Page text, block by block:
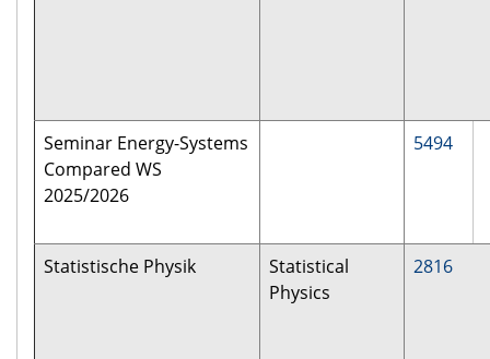
Seminar Energy-Systems
Compared WS
2025/2026
5494
Statistische Physik
Statistical
Physics
2816